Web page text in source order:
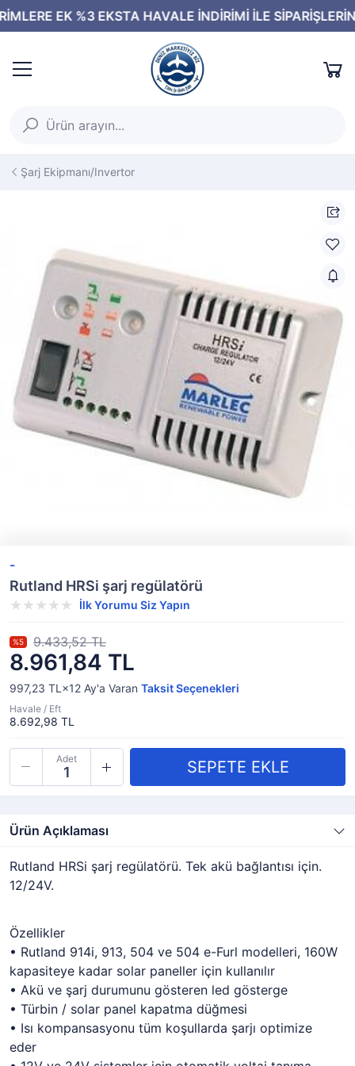
Şarj Ekipmanı/Invertor
-
Rutland HRSi şarj regülatörü
İlk Yorumu Siz Yapın
8.961,84 TL
%5 9.433,52 TL
997,23 TL×12 Ay'a Varan Taksit Seçenekleri
Havale / Eft
8.692,98 TL
Adet
Ürün Açıklaması
Rutland HRSi şarj regülatörü. Tek akü bağlantısı için.
12/24V.
Özellikler
• Rutland 914i, 913, 504 ve 504 e-Furl modelleri, 160W
kapasiteye kadar solar paneller için kullanılır
• Akü ve şarj durumunu gösteren led gösterge
• Türbin / solar panel kapatma düğmesi
• Isı kompansasyonu tüm koşullarda şarjı optimize
eder